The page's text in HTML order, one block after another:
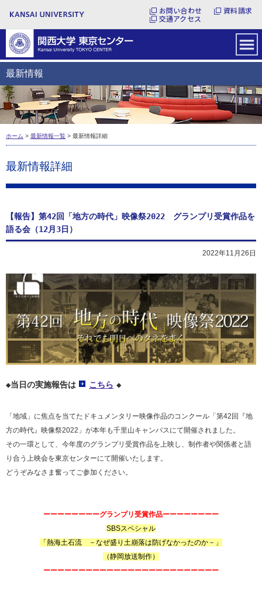
お問い合わせ
資料請求
交通アクセス
最新情報
ホーム > 最新情報一覧 > 最新情報詳細
最新情報詳細
【報告】第42回「地方の時代」映像祭2022 グランプリ受賞作品を
語る会（12月3日）
2022年11月26日
◆当日の実施報告は こちら ◆
「地域」に焦点を当てたドキュメンタリー映像作品のコンクール「第42回『地
方の時代』映像祭2022」が本年も千里山キャンパスにて開催されました。
その一環として、今年度のグランプリ受賞作品を上映し、制作者や関係者と語
り合う上映会を東京センターにて開催いたします。
どうぞみなさま奮ってご参加ください。
ーーーーーーーーグランプリ受賞作品ーーーーーーーー
SBSスペシャル
「熱海土石流 －なぜ盛り土崩落は防げなかったのか－ 」
（静岡放送制作）
ーーーーーーーーーーーーーーーーーーーーーーーーー